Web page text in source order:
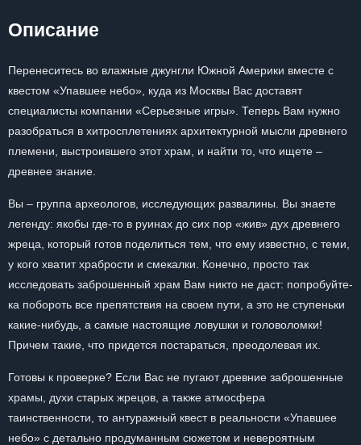
Описание
Перенеситесь во влажные джунгли Южной Америки вместе с
квестом «Упавшее небо», куда из Москвы Вас доставят
специалисты компании «Серьезные игры». Теперь Вам нужно
разобраться в хитросплетениях архитектурной мысли древнего
племени, выстроившего этот храм, и найти то, что ищете –
древнее знание.
Вы – группа археологов, исследующих развалины. Вы знаете
легенду: якобы где-то в руинах до сих пор «жив» дух древнего
жреца, который готов поделиться тем, что ему известно, с теми,
у кого хватит храбрости и смекалки. Конечно, просто так
исследовать заброшенный храм Вам никто не даст: попробуйте-
ка побороть все препятствия на своем пути, а это не ступеньки
какие-нибудь, а самые настоящие ловушки и головоломки!
Причем такие, что придется постараться, преодолевая их.
Готовы к проверке? Если Вас не пугают древние заброшенные
храмы, духи старых жрецов, а также атмосфера
таинственности, то антуражный квест в реальности «Упавшее
небо» с детально продуманным сюжетом и невероятным